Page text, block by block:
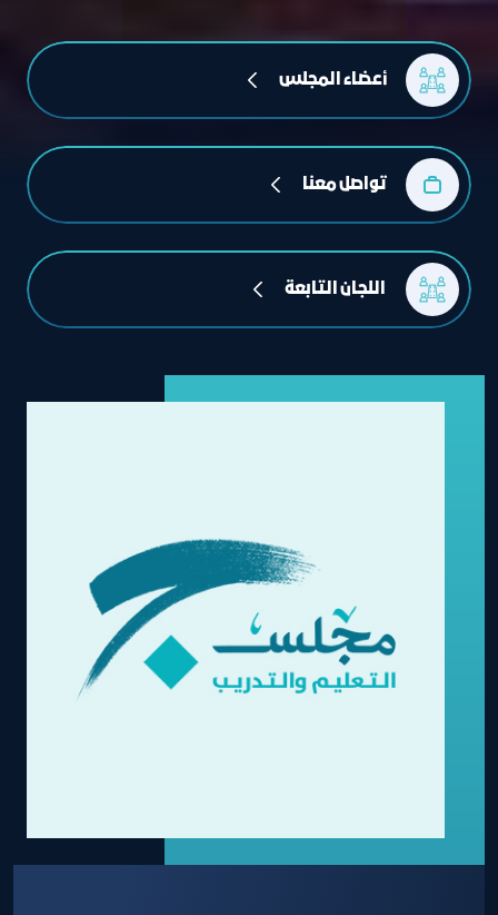
أعضاء المجلس
تواصل معنا
اللجان التابعة